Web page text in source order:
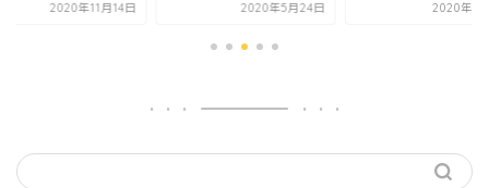
2020年11月14日 2020年5月24日 2020年6